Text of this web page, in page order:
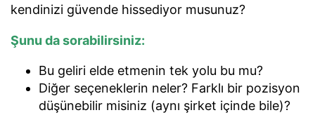
kendinizi güvende hissediyor musunuz?
Şunu da sorabilirsiniz:
Bu geliri elde etmenin tek yolu bu mu?
Diğer seçeneklerin neler? Farklı bir pozisyon
düşünebilir misiniz (aynı şirket içinde bile)?